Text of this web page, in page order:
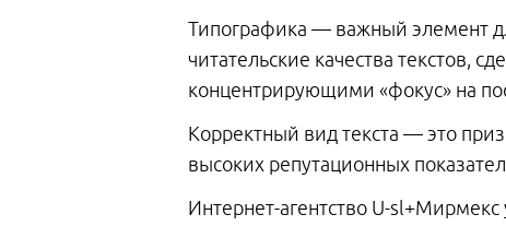
Типографика — важный элемент
читательские качества текстов,
концентрирующими «фокус» на
Корректный вид текста — это
высоких репутационных
Интернет-агентство U-